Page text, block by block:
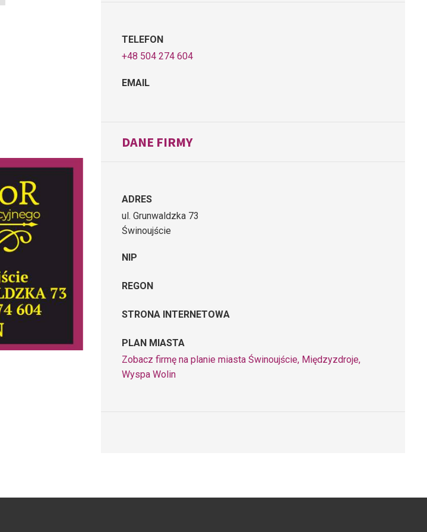
TELEFON
+48 504 274 604
EMAIL
DANE FIRMY
ADRES
ul. Grunwaldzka 73
Świnoujście
NIP
REGON
STRONA INTERNETOWA
PLAN MIASTA
Zobacz firmę na planie miasta Świnoujście, Międzyzdroje,
Wyspa Wolin